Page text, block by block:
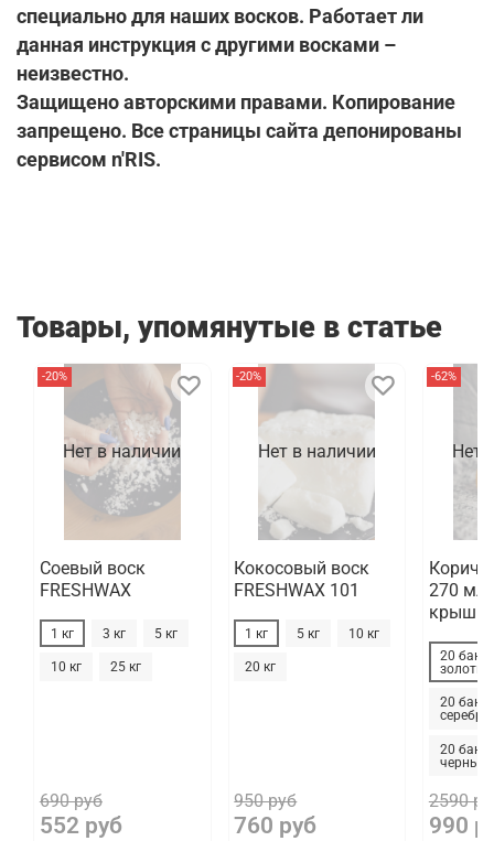
специально для наших восков. Работает ли
данная инструкция с другими восками –
неизвестно.
Защищено авторскими правами. Копирование
запрещено. Все страницы сайта депонированы
сервисом n'RIS.
Товары, упомянутые в статье
Нет в наличии
-20%
Соевый воск
FRESHWAX
1 кг 3 кг 5 кг
10 кг 25 кг
690 руб
552 руб
Нет в наличии
-20%
Кокосовый воск
FRESHWAX 101
1 кг 5 кг 10 кг
20 кг
950 руб
760 руб
Нет
-62%
270 мл
20
золотые
20
20
черные
2590
990